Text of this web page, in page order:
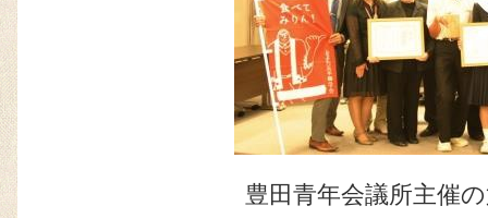
豊田青年会議所主催